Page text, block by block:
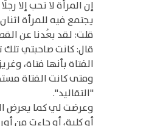
إن المرأة لا تحب إلا
يجتمع فيه للمرأة
قلت: لقد بعُدنا عن
قال: كانت صاحبتي تلك
الفتاة بأنها فتاة،
ومتى كانت الفتاة
"التقاليد".
وعرضت لي كما يعرض
أو كلية، أو جاءت من